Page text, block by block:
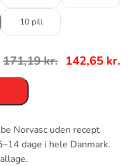
10 pill
171,19kr. 142,65 kr.
Norvasc uden recept
dage i hele Danmark.